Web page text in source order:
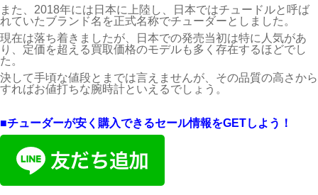
また、2018年には日本に上陸し、日本ではチュードルと呼ば
れていたブランド名を正式名称でチューダーとしました。
現在は落ち着きましたが、日本での発売当初は特に人気があ
り、定価を超える買取価格のモデルも多く存在するほどでし
た。
決して手頃な値段とまでは言えませんが、その品質の高さから
すればお値打ちな腕時計といえるでしょう。
■チューダーが安く購入できるセール情報をGETしよう！